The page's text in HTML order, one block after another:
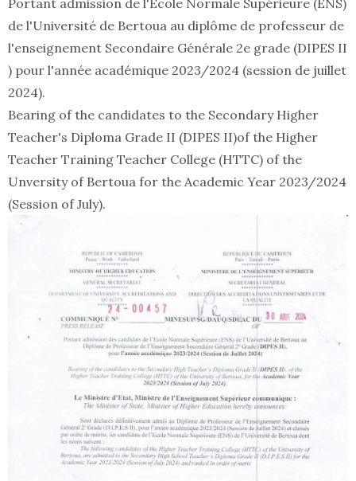
Portant admission de l'Ecole Normale Supérieure (ENS)
de l'Université de Bertoua au diplôme de professeur de
l'enseignement Secondaire Générale 2e grade (DIPES II
) pour l'année académique 2023/2024 (session de juillet
2024).
Bearing of the candidates to the Secondary Higher
Teacher's Diploma Grade II (DIPES II)of the Higher
Teacher Training Teacher College (HTTC) of the
Unversity of Bertoua for the Academic Year 2023/2024
(Session of July).